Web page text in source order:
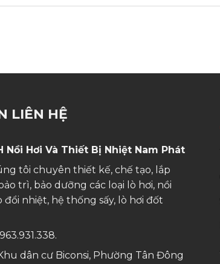
LIÊN HỆ
Nồi Hơi Và Thiết Bị Nhiệt Nam Phát
tôi chuyên thiết kế, chế tạo, lắp
trì, bảo dưỡng các loại lò hơi, nồi
đổi nhiệt, hệ thống sấy, lò hơi đốt
dân cư Biconsi, Phường Tân Đông